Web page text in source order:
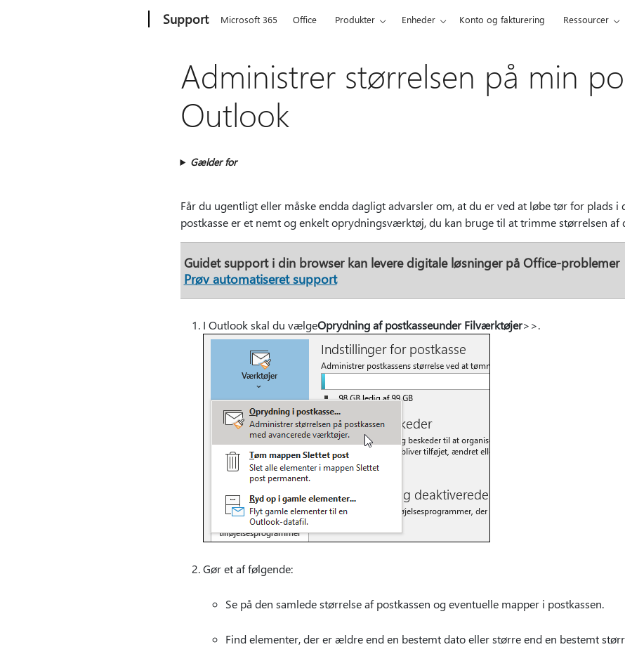
Support Microsoft 365 Office Produkter Enheder Konto og fakturering Ressourcer
Administrer størrelsen på min
Outlook
Gælder for
Får du ugentligt eller måske endda dagligt advarsler om, at du er ved at løbe tør for plads i
postkasse er et nemt og enkelt oprydningsværktøj, du kan bruge til at trimme størrelsen af
Guidet support i din browser kan levere digitale løsninger på Office-problemer
Prøv automatiseret support
I Outlook skal du vælgeOprydning af postkasseunder Filværktøjer>>.
Gør et af følgende:
Se på den samlede størrelse af postkassen og eventuelle mapper i postkassen.
Find elementer, der er ældre end en bestemt dato eller større end en bestemt